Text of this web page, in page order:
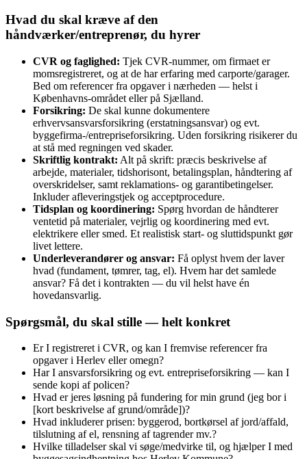
Hvad du skal kræve af den
håndværker/entreprenør, du hyrer
CVR og faglighed: Tjek CVR-nummer, om firmaet er
momsregistreret, og at de har erfaring med carporte/garager.
Bed om referencer fra opgaver i nærheden — helst i
Københavns-området eller på Sjælland.
Forsikring: De skal kunne dokumentere
erhvervsansvarsforsikring (erstatningsansvar) og evt.
byggefirma‑/entrepriseforsikring. Uden forsikring risikerer du
at stå med regningen ved skader.
Skriftlig kontrakt: Alt på skrift: præcis beskrivelse af
arbejde, materialer, tidshorisont, betalingsplan, håndtering af
overskridelser, samt reklamations- og garantibetingelser.
Inkluder afleveringstjek og acceptprocedure.
Tidsplan og koordinering: Spørg hvordan de håndterer
ventetid på materialer, vejrlig og koordinering med evt.
elektrikere eller smed. Et realistisk start- og sluttidspunkt gør
livet lettere.
Underleverandører og ansvar: Få oplyst hvem der laver
hvad (fundament, tømrer, tag, el). Hvem har det samlede
ansvar? Få det i kontrakten — du vil helst have én
hovedansvarlig.
Spørgsmål, du skal stille — helt konkret
Er I registreret i CVR, og kan I fremvise referencer fra
opgaver i Herlev eller omegn?
Har I ansvarsforsikring og evt. entrepriseforsikring — kan I
sende kopi af policen?
Hvad er jeres løsning på fundering for min grund (jeg bor i
[kort beskrivelse af grund/område])?
Hvad inkluderer prisen: byggerod, bortkørsel af jord/affald,
tilslutning af el, rensning af tagrender mv.?
Hvilke tilladelser skal vi søge/medvirke til, og hjælper I med